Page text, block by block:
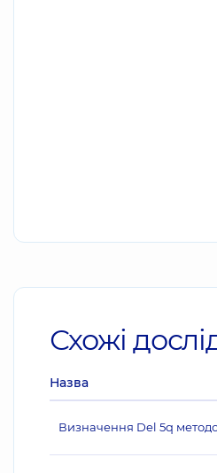
Схожі
Назва
Визначення Del 5q